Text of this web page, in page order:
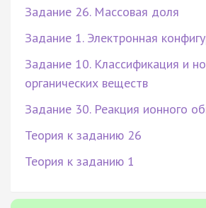
Задание 26. Массовая доля
Задание 1. Электронная
Задание 10. Классификация и
органических веществ
Задание 30. Реакция ионного
Теория к заданию 26
Теория к заданию 1